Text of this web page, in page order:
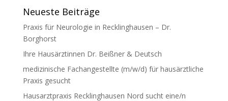
Neueste Beiträge
Praxis für Neurologie in Recklinghausen – Dr.
Borghorst
Ihre Hausärztinnen Dr. Beißner & Deutsch
medizinische Fachangestellte (m/w/d) für hausärztliche
Praxis gesucht
Hausarztpraxis Recklinghausen Nord sucht eine/n